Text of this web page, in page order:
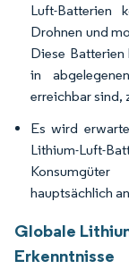
Luft-Batterien
Drohnen und
Diese
in
erreichbar sind,
Es wird
Lithium-Luft-
hauptsächlich
Globale
Erkenntnisse